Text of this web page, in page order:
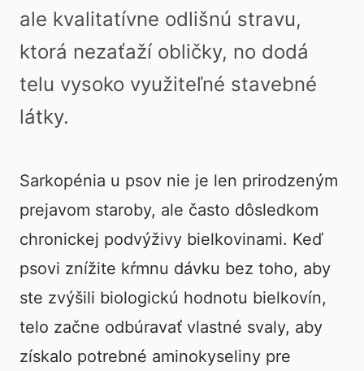
ale kvalitatívne odlišnú stravu,
ktorá nezaťaží obličky, no dodá
telu vysoko využiteľné stavebné
látky.
Sarkopénia u psov nie je len prirodzeným
prejavom staroby, ale často dôsledkom
chronickej podvýživy bielkovinami. Keď
psovi znížite kŕmnu dávku bez toho, aby
ste zvýšili biologickú hodnotu bielkovín,
telo začne odbúravať vlastné svaly, aby
získalo potrebné aminokyseliny pre